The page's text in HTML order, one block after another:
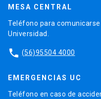
MESA CENTRAL
Teléfono para
Universidad.
phone (56)95504 4000
EMERGENCIAS UC
Teléfono en caso de